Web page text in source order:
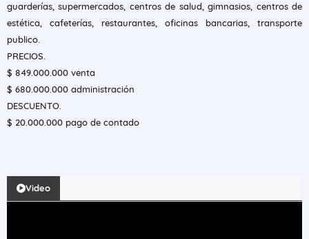
guarderías, supermercados, centros de salud, gimnasios, centros de
estética, cafeterías, restaurantes, oficinas bancarias, transporte
publico.
PRECIOS.
$ 849.000.000 venta
$ 680.000.000 administración
DESCUENTO.
$ 20.000.000 pago de contado
Video